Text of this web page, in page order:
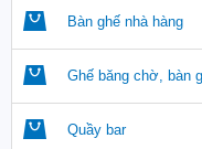
Bàn ghế nhà hàng
Ghế băng chờ, bàn
Quầy bar